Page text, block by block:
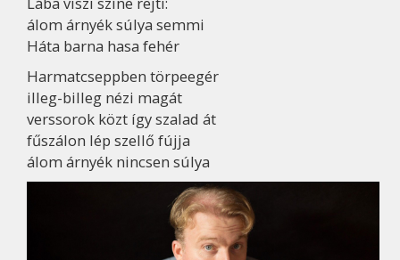
álom árnyék súlya semmi
Háta barna hasa fehér
Harmatcseppben törpeegér
illeg-billeg nézi magát
verssorok közt így szalad át
fűszálon lép szellő fújja
álom árnyék nincsen súlya